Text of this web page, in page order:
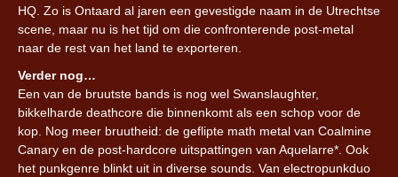
HQ. Zo is Ontaard al jaren een gevestigde naam in de Utrechtse
scene, maar nu is het tijd om die confronterende post-metal
naar de rest van het land te exporteren.
Verder nog…
Een van de bruutste bands is nog wel Swanslaughter,
bikkelharde deathcore die binnenkomt als een schop voor de
kop. Nog meer bruutheid: de geflipte math metal van Coalmine
Canary en de post-hardcore uitspattingen van Aquelarre*. Ook
het punkgenre blinkt uit in diverse sounds. Van electropunkduo